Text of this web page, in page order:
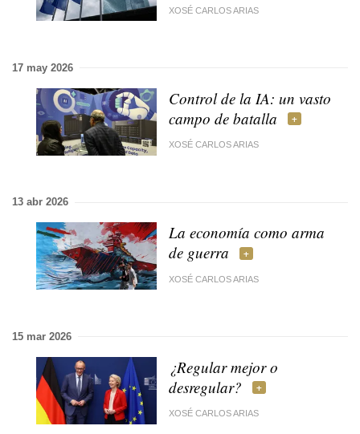
XOSÉ CARLOS ARIAS
17 may 2026
Control de la IA: un vasto
campo de batalla
XOSÉ CARLOS ARIAS
13 abr 2026
La economía como arma
de guerra
XOSÉ CARLOS ARIAS
15 mar 2026
¿Regular mejor o
desregular?
XOSÉ CARLOS ARIAS